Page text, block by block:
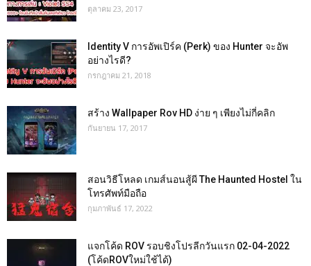
ตุลาคม 23, 2017
Identity V การอัพเปิร์ค (Perk) ของ Hunter จะอัพ
อย่างไรดี?
กรกฎาคม 21, 2018
สร้าง Wallpaper Rov HD ง่าย ๆ เพียงไม่กี่คลิก
กันยายน 17, 2017
สอนวิธีโหลด เกมส์นอนสู้ผี The Haunted Hostel ใน
โทรศัพท์มือถือ
กุมภาพันธ์ 17, 2022
แจกโค้ด ROV รอบชิงโปรลีกวันแรก 02-04-2022
(โค้ดROVใหม่ใช้ได้)